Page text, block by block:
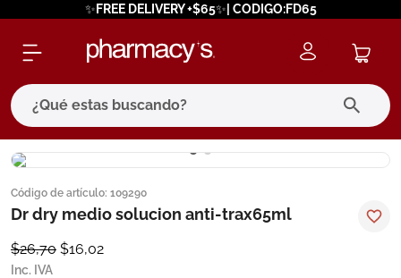
✨FREE DELIVERY +$65✨| CODIGO:FD65
¿Qué estas buscando?
Código de artículo: 109290
Dr dry medio solucion anti-trax65ml
$26,70 $16,02
Inc. IVA
términos más buscados
1. eucerin
3 bioderma